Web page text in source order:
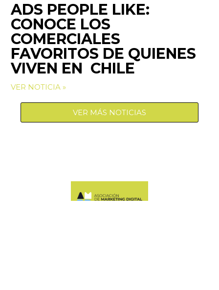
ADS PEOPLE LIKE:
CONOCE LOS
COMERCIALES
FAVORITOS DE QUIENES
VIVEN EN CHILE
VER NOTICIA »
VER MÁS NOTICIAS